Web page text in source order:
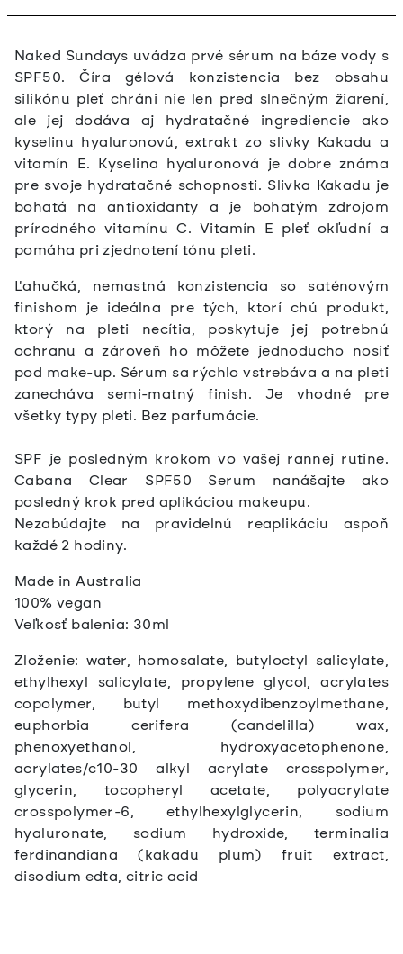
Naked Sundays uvádza prvé sérum na báze vody s
SPF50. Číra gélová konzistencia bez obsahu
silikónu pleť chráni nie len pred slnečným žiarení,
ale jej dodáva aj hydratačné ingrediencie ako
kyselinu hyaluronovú, extrakt zo slivky Kakadu a
vitamín E. Kyselina hyaluronová je dobre známa
pre svoje hydratačné schopnosti. Slivka Kakadu je
bohatá na antioxidanty a je bohatým zdrojom
prírodného vitamínu C. Vitamín E pleť okľudní a
pomáha pri zjednotení tónu pleti.
Ľahučká, nemastná konzistencia so saténovým
finishom je ideálna pre tých, ktorí chú produkt,
ktorý na pleti necítia, poskytuje jej potrebnú
ochranu a zároveň ho môžete jednoducho nosiť
pod make-up. Sérum sa rýchlo vstrebáva a na pleti
zanecháva semi-matný finish. Je vhodné pre
všetky typy pleti. Bez parfumácie.
SPF je posledným krokom vo vašej rannej rutine.
Cabana Clear SPF50 Serum nanášajte ako
posledný krok pred aplikáciou makeupu.
Nezabúdajte na pravidelnú reaplikáciu aspoň
každé 2 hodiny.
Made in Australia
100% vegan
Veľkosť balenia: 30ml
Zloženie: water, homosalate, butyloctyl salicylate,
ethylhexyl salicylate, propylene glycol, acrylates
copolymer, butyl methoxydibenzoylmethane,
euphorbia cerifera (candelilla) wax,
phenoxyethanol, hydroxyacetophenone,
acrylates/c10-30 alkyl acrylate crosspolymer,
glycerin, tocopheryl acetate, polyacrylate
crosspolymer-6, ethylhexylglycerin, sodium
hyaluronate, sodium hydroxide, terminalia
ferdinandiana (kakadu plum) fruit extract,
disodium edta, citric acid